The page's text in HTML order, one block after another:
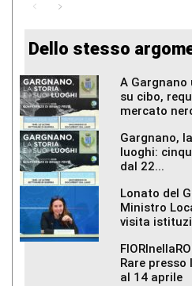
Dello stesso
A Gargnano
su cibo,
mercato
Gargnano,
luoghi:
dal 22...
Lonato del
Ministro
visita
Rare presso
al 14 aprile